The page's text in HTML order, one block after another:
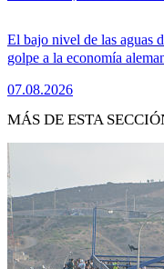
El bajo nivel de las aguas
golpe a la economía
07.08.2026
MÁS DE ESTA